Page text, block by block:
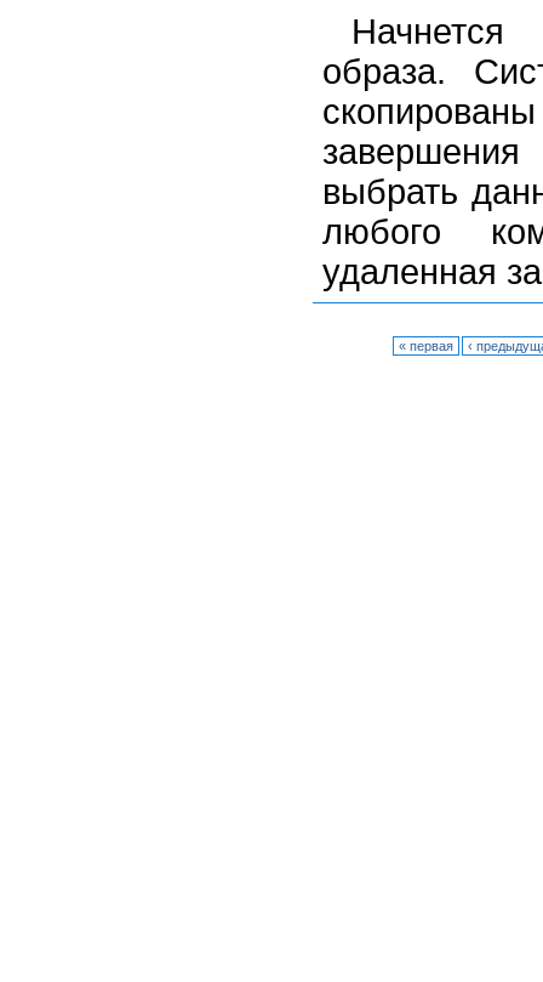
Начнется
образа.
выбрать
любого
удаленная
« первая ‹